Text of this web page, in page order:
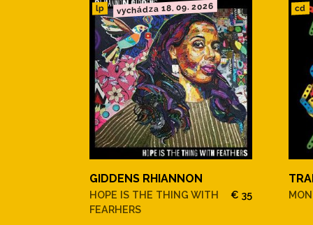
lp vychádza 18. 09. 2026
GIDDENS RHIANNON
HOPE IS THE THING WITH
FEARHERS
€ 35
cd